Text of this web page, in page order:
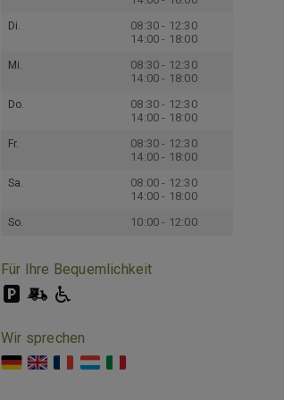
Di.
08:30 - 12:30
14:00 - 18:00
Mi.
08:30 - 12:30
14:00 - 18:00
Do.
08:30 - 12:30
14:00 - 18:00
Fr.
08:30 - 12:30
14:00 - 18:00
Sa.
08:00 - 12:30
14:00 - 18:00
So. 10:00 - 12:00
Für Ihre Bequemlichkeit
Wir sprechen